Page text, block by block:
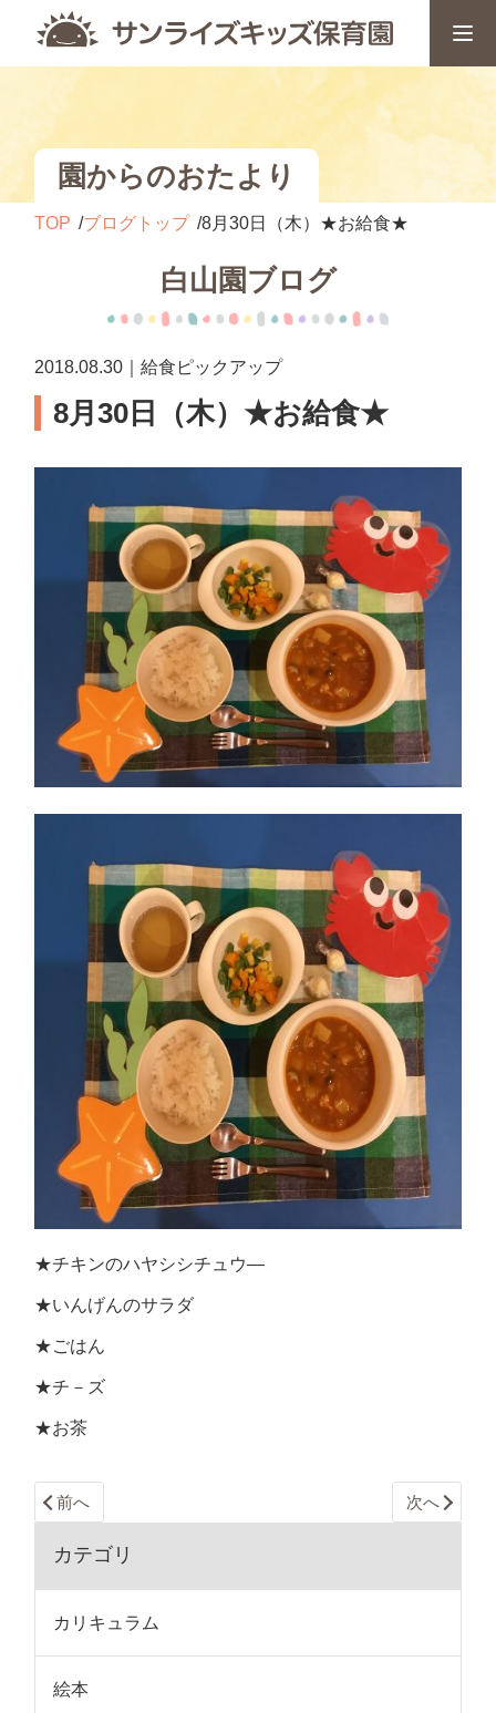
園からのおたより
TOP ブログトップ 8月30日（木）★お給食★
白山園ブログ
2018.08.30｜給食ピックアップ
8月30日（木）★お給食★
★チキンのハヤシシチュウ―
★いんげんのサラダ
★ごはん
★チ－ズ
★お茶
前へ 次へ
カテゴリ
カリキュラム
絵本